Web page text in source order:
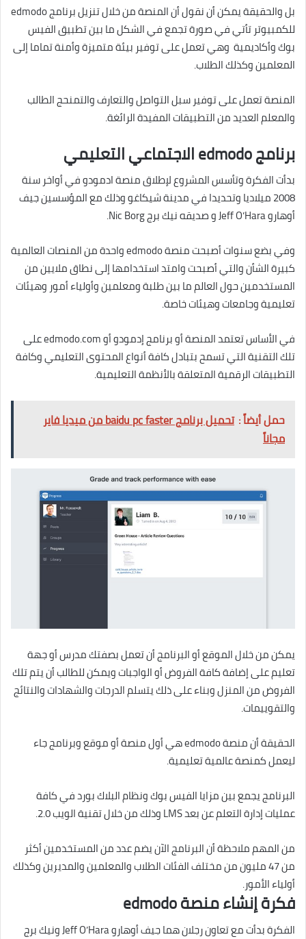
بل والحقيقة يمكن أن نقول أن المنصة من خلال تنزيل برنامج edmodo
للكمبيوتر تأتي في صورة تجمع في الشكل ما بين تطبيق الفيس
بوك وأكاديمية وهي تعمل على توفير بيئة متميزة وأمنة تماما إلى
المعلمين وكذلك الطلاب.
المنصة تعمل على توفير سبل التواصل والتعارف والتمنحج الطالب
والمعلم العديد من التطبيقات المفيدة الرائغة.
برنامج edmodo الاجتماعي التعليمي
بدأت الفكرة وتأسس المشروع لإطلاق منصة ادمودو في أواخر سنة
2008 ميلاديا وتحديدا في مدينة شيكاغو وذلك مع المؤسسين جيف
أوهارو Jeff O’Hara و صديقه نيك برج Nic Borg.
وفي بضع سنوات أصبحت منصة edmodo واحدة من المنصات العالمية
كبيرة الشأن والتي أصبحت وامتد استخدامها إلى نطاق ملايين من
المستخدمين حول العالم ما بين طلبة ومعلمين وأولياء أمور وهيئات
تعليمية وجامعات وهيئات خاصة.
في الأساس تعتمد المنصة أو برنامج إدمودو أو edmodo.com على
تلك التقنية التي تسمح بتبادل كافة أنواع المحتوى التعليمي وكافة
التطبيقات الرقمية المتعلقة بالأنظمة التعليمية.
حمل أيضاً :
تحميل برنامج baidu pc faster من ميديا فاير
مجاناً
يمكن من خلال الموقع أو البرنامج أن تعمل بصفتك مدرس أو جهة
تعليم على إضافة كافة الفروض أو الواجبات ويمكن للطالب أن يتم تلك
الفروض من المنزل وبناء على ذلك يتسلم الدرجات والشهادات والنتائج
والتقوييمات.
الحقيقة أن منصة edmodo هي أول منصة أو موقع وبرنامج جاء
ليعمل كمنصة عالمية تعليمية.
البرنامج يجمع بين مزايا الفيس بوك ونظام البلاك بورد في كافة
عمليات إدارة التعلم عن بعد LMS وذلك من خلال تقنية الويب 2.0.
من المهم ملاحظة أن البرنامج الآن يضم عدد من المستخدمين أكثر
من 47 مليون من مختلف الفئات الطلاب والمعلمين والمديرين وكذلك
أولياء الأمور.
فكرة إنشاء منصة edmodo
الفكرة بدأت مع تعاون رجلان هما جيف أوهارو Jeff O’Hara ونيك برج